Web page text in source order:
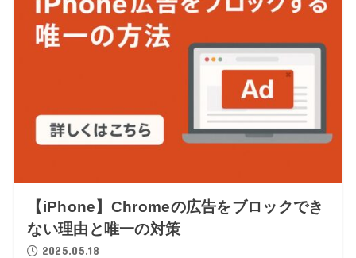
【iPhone】Chromeの広告をブロックでき
ない理由と唯一の対策
2025.05.18